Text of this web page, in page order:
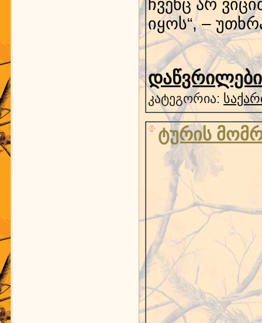
ჩვენც არ
იყოს“, –
კატეგორია:
ტურის